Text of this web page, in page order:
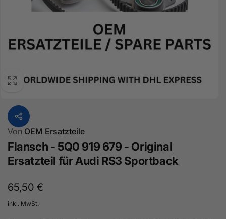
Von OEM Ersatzteile
Flansch - 5Q0 919 679 - Original
Ersatzteil für Audi RS3 Sportback
Normaler
Preis
65,50 €
inkl. MwSt.